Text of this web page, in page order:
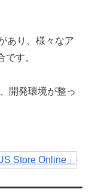
あり、様々なア
す。
開発環境が整っ